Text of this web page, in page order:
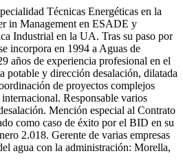
Técnicas Energéticas en la
in Management en ESADE y
Industrial en la UA. Tras su paso por
incorpora en 1994 a Aguas de
años de experiencia profesional en el
potable y dirección desalación, dilatada
de proyectos complejos
Responsable varios
Mención especial al Contrato
como caso de éxito por el BID en su
2.018. Gerente de varias empresas
agua con la administración: Morella,